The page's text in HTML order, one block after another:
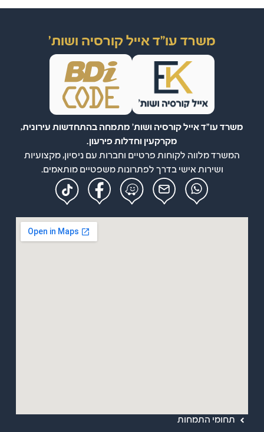
משרד עו"ד אייל קורסיה ושות'
משרד עו"ד אייל קורסיה ושות' מתמחה בהתחדשות עירונית,
מקרקעין וחדלות פירעון.
המשרד מלווה לקוחות פרטיים וחברות עם ניסיון, מקצועיות
ושירות אישי בדרך לפתרונות משפטיים מותאמים.
תחומי התמחות